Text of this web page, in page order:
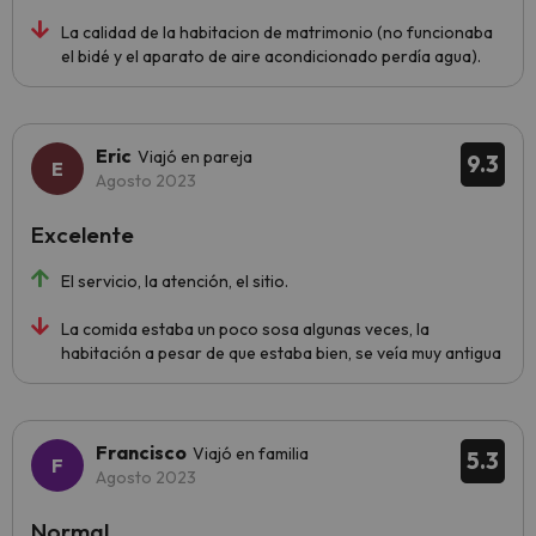
La calidad de la habitacion de matrimonio (no funcionaba
el bidé y el aparato de aire acondicionado perdía agua).
9.3
Eric Viajó en pareja
Agosto 2023
El servicio, la atención, el sitio.
La comida estaba un poco sosa algunas veces, la
habitación a pesar de que estaba bien, se veía muy antigua
Excelente
5.3
Francisco Viajó en familia
Agosto 2023